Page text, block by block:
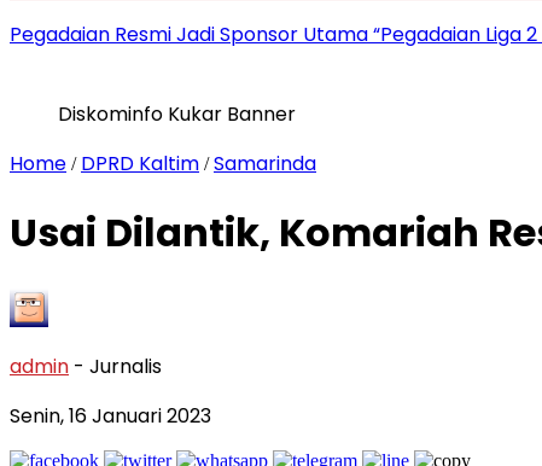
Pegadaian Resmi Jadi Sponsor Utama “Pegadaian Liga
Diskominfo Kukar Banner
Home / DPRD Kaltim /Samarinda
Usai Dilantik, Komariah
admin - Jurnalis
Senin, 16 Januari 2023